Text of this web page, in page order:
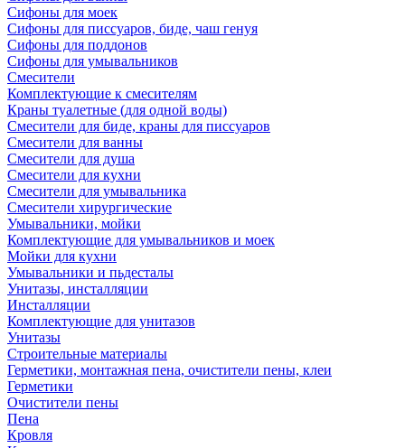
Сифоны для моек
Сифоны для писсуаров, биде, чаш генуя
Сифоны для поддонов
Сифоны для умывальников
Смесители
Комплектующие к смесителям
Краны туалетные (для одной воды)
Смесители для биде, краны для писсуаров
Смесители для ванны
Смесители для душа
Смесители для кухни
Смесители для умывальника
Смесители хирургические
Умывальники, мойки
Комплектующие для умывальников и моек
Мойки для кухни
Умывальники и пьдесталы
Унитазы, инсталляции
Инсталляции
Комплектующие для унитазов
Унитазы
Строительные материалы
Герметики, монтажная пена, очистители пены, клеи
Герметики
Очистители пены
Пена
Кровля